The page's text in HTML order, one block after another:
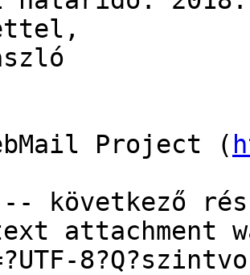
Project (
következő
attachment